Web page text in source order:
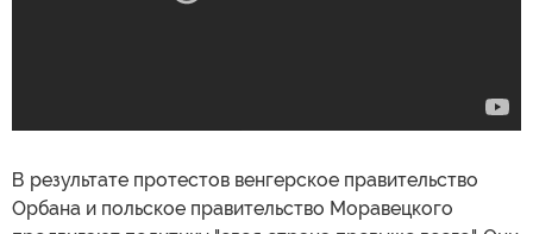
В результате протестов венгерское правительство
Орбана и польское правительство Моравецкого